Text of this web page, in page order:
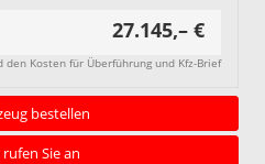
27.145,– €
den Kosten für Überführung und Kfz-Brief
bestellen
Sie an